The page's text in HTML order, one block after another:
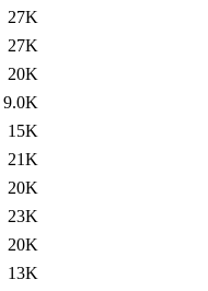
27K
27K
20K
9.0K
15K
21K
20K
23K
20K
13K